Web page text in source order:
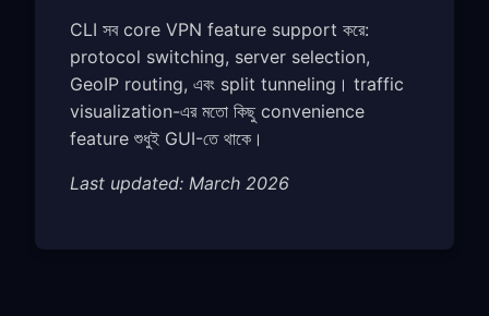
CLI সব core VPN feature support করে:
protocol switching, server selection,
GeoIP routing, এবং split tunneling। traffic
visualization-এর মতো কিছু convenience
feature শুধুই GUI-তে থাকে।
Last updated: March 2026